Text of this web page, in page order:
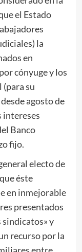
el Estado
la
en
cónyuge y los
su
agosto de
intereses
Banco
fijo.
electo de
éste
en inmejorable
presentados
y
recurso por la